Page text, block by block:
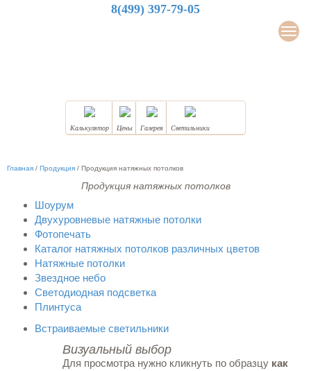
8(499) 397-79-05
Калькулятор Цены Галерея Светильники
Главная / Продукция / Продукция натяжных потолков
Продукция натяжных потолков
Шоурум
Двухуровневые натяжные потолки
Фотопечать
Каталог натяжных потолков различных цветов
Натяжные потолки
Звездное небо
Светодиодная подсветка
Плинтуса
Встраиваемые светильники
Визуальный выбор
Для просмотра нужно кликнуть по образцу как